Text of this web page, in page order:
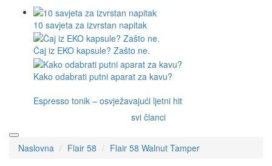
10 savjeta za izvrstan napitak
Čaj iz EKO kapsule? Zašto ne.
Kako odabrati putni aparat za kavu?
Espresso tonik – osvježavajući ljetni hit
svi članci
Naslovna Flair 58 Flair 58 Walnut Tamper